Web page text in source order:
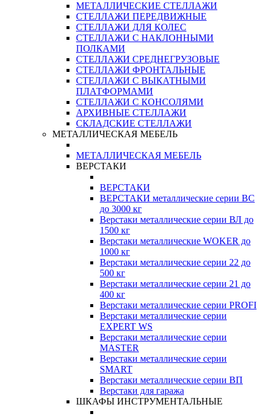
МЕТАЛЛИЧЕСКИЕ СТЕЛЛАЖИ
СТЕЛЛАЖИ ПЕРЕДВИЖНЫЕ
СТЕЛЛАЖИ ДЛЯ КОЛЕС
СТЕЛЛАЖИ С НАКЛОННЫМИ
ПОЛКАМИ
СТЕЛЛАЖИ СРЕДНЕГРУЗОВЫЕ
СТЕЛЛАЖИ ФРОНТАЛЬНЫЕ
СТЕЛЛАЖИ С ВЫКАТНЫМИ
ПЛАТФОРМАМИ
СТЕЛЛАЖИ С КОНСОЛЯМИ
АРХИВНЫЕ СТЕЛЛАЖИ
СКЛАДСКИЕ СТЕЛЛАЖИ
МЕТАЛЛИЧЕСКАЯ МЕБЕЛЬ
МЕТАЛЛИЧЕСКАЯ МЕБЕЛЬ
ВЕРСТАКИ
ВЕРСТАКИ
ВЕРСТАКИ металлические серии ВС
до 3000 кг
Верстаки металлические серии ВЛ до
1500 кг
Верстаки металлические WOKER до
1000 кг
Верстаки металлические серии 22 до
500 кг
Верстаки металлические серии 21 до
400 кг
Верстаки металлические серии PROFI
Верстаки металлические серии
EXPERT WS
Верстаки металлические серии
MASTER
Верстаки металлические серии
SMART
Верстаки металлические серии ВП
Верстаки для гаража
ШКАФЫ ИНСТРУМЕНТАЛЬНЫЕ